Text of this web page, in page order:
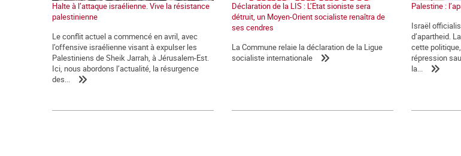
Halte à l’attaque israélienne. Vive la résistance
palestinienne
Le conflit actuel a commencé en avril, avec
l’offensive israélienne visant à expulser les
Palestiniens de Sheik Jarrah, à Jérusalem-Est.
Ici, nous abordons l’actualité, la résurgence
des...
Déclaration de la LIS : L’Etat sioniste sera
détruit, un Moyen-Orient socialiste renaîtra de
ses cendres
La Commune relaie la déclaration de la Ligue
socialiste internationale
Palestine :
Israël
d’apartheid.
cette
répression
la...